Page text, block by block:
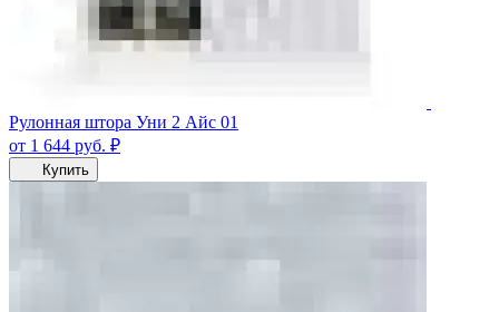
Рулонная штора Уни 2 Айс 01
от 1 644 руб. ₽
Купить